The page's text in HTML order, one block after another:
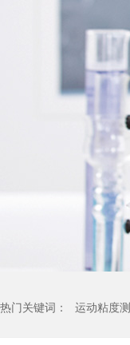
热门关键词： 运动粘度